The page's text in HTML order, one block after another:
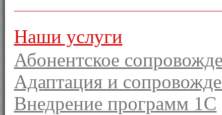
Наши услуги
Абонентское
Адаптация и
Внедрение программ 1С